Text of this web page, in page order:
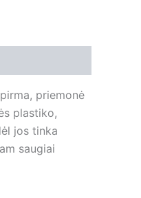
priemonė
plastiko,
jos tinka
saugiai